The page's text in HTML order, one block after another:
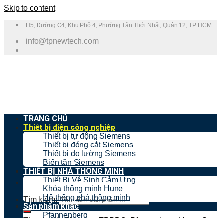
Skip to content
H5, Đường C4, Khu Phố 4, Phường Tân Thới Nhất, Quận 12, TP. HCM
info@tpnewtech.com
Tìm kiếm:
TRANG CHỦ
Thiết bị điện công nghiệp
Thiết bị tự động Siemens
Thiết bị đóng cắt Siemens
Thiết bị đo lường Siemens
Biến tần Siemens
THIẾT BỊ NHÀ THÔNG MINH
Thiết Bị Vệ Sinh Cảm Ứng
Khóa thông minh Hune
Hệ thống nhà thông minh
Sản phẩm khác
Pfannenberg